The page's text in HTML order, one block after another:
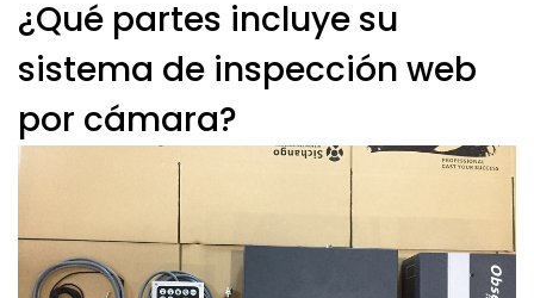
¿Qué partes incluye su
sistema de inspección web
por cámara?